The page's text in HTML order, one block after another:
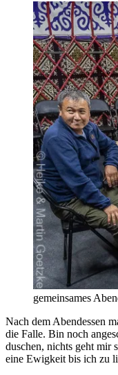
gemeinsames
Nach dem Abendessen
die Falle. Bin noch
duschen, nichts geht mir
eine Ewigkeit bis ich zu